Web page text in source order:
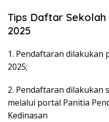
Tips Daftar Sekolah
2025
1. Pendaftaran dilakukan
2025;
2. Pendaftaran dilakukan
melalui portal Panitia
Kedinasan